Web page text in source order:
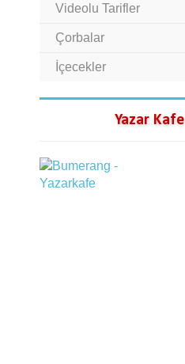
Videolu Tarifler
Çorbalar
İçecekler
Yazar Kafe